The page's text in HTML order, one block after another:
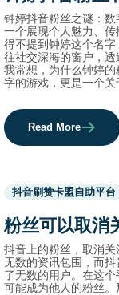
钟婷抖音粉丝之谜：
一个展现个人魅力、
得不提到钟婷这个名
往社交深海的窗户，透
我常想，为什么钟婷
字的游戏，更是一个关
Read More
Used
before
names.
抖音刷赞卡盟自助平台
粉丝可以取消
抖音上的粉丝，取消
无数的资讯包围，而抖
了无数的用户。在这
可能成为他人的粉丝。